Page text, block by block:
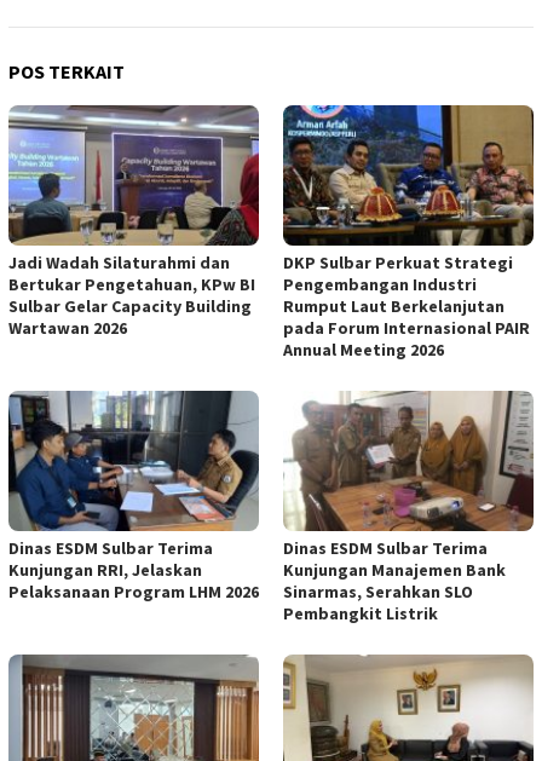
POS TERKAIT
Jadi Wadah Silaturahmi dan
Bertukar Pengetahuan, KPw BI
Sulbar Gelar Capacity Building
Wartawan 2026
DKP Sulbar Perkuat Strategi
Pengembangan Industri
Rumput Laut Berkelanjutan
pada Forum Internasional PAIR
Annual Meeting 2026
Dinas ESDM Sulbar Terima
Kunjungan RRI, Jelaskan
Pelaksanaan Program LHM 2026
Dinas ESDM Sulbar Terima
Kunjungan Manajemen Bank
Sinarmas, Serahkan SLO
Pembangkit Listrik